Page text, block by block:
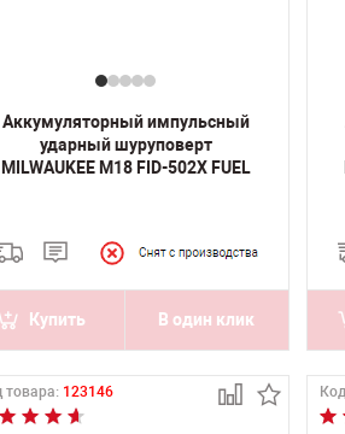
Аккумуляторный импульсный
ударный шуруповерт
MILWAUKEE M18 FID-502X FUEL
Купить В один клик
товара: 123146